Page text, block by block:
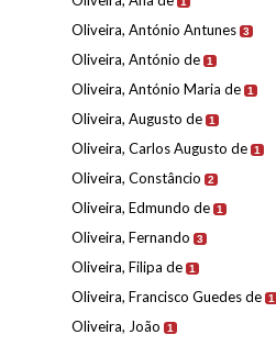
Oliveira, António Antunes 3
Oliveira, António de 1
Oliveira, António Maria de 1
Oliveira, Augusto de 1
Oliveira, Carlos Augusto de 1
Oliveira, Constâncio 2
Oliveira, Edmundo de 1
Oliveira, Fernando 3
Oliveira, Filipa de 1
Oliveira, Francisco Guedes de 1
Oliveira, João 1